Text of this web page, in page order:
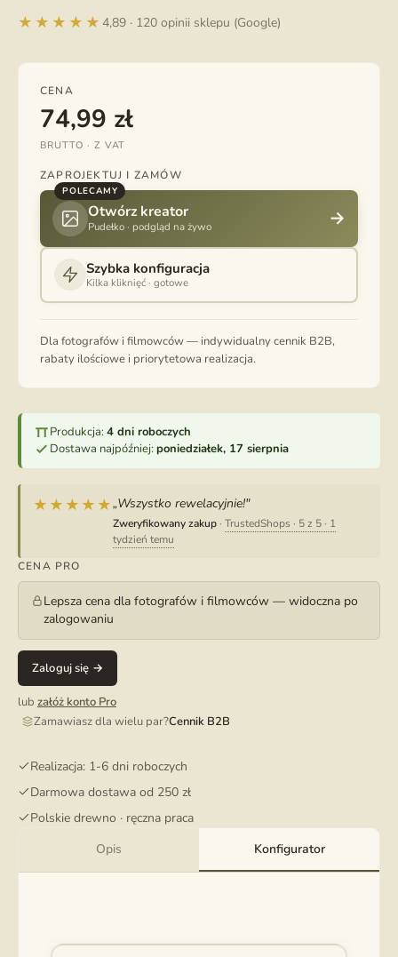
★★★★★ 4,89 · 120 opinii sklepu (Google)
CENA
74,99 zł
BRUTTO · Z VAT
ZAPROJEKTUJ I ZAMÓW
POLECAMY
Otwórz kreator
Pudełko · podgląd na żywo →
Szybka konfiguracja
Kilka kliknięć · gotowe
Dla fotografów i filmowców — indywidualny cennik B2B,
rabaty ilościowe i priorytetowa realizacja.
Produkcja: 4 dni roboczych
Dostawa najpóźniej: poniedziałek, 17 sierpnia
★★★★★„Wszystko rewelacyjnie!"
Zweryfikowany zakup · TrustedShops · 5 z 5 · 1
tydzień temu
CENA PRO
Lepsza cena dla fotografów i filmowców — widoczna po
zalogowaniu
Zaloguj się →
lub załóż konto Pro
Zamawiasz dla wielu par?Cennik B2B
Realizacja: 1-6 dni roboczych
Darmowa dostawa od 250 zł
Polskie drewno · ręczna praca
Opis
Konfigurator